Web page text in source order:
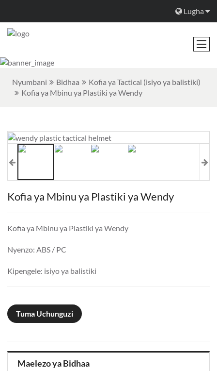
Lugha
Nyumbani Bidhaa
Kofia ya Tactical (isiyo ya balistiki)
Kofia ya Mbinu ya Plastiki ya Wendy
Kofia ya Mbinu ya Plastiki ya Wendy
Kofia ya Mbinu ya Plastiki ya Wendy
Nyenzo: ABS / PC
Kipengele: isiyo ya balistiki
Tuma Uchunguzi
Maelezo ya Bidhaa